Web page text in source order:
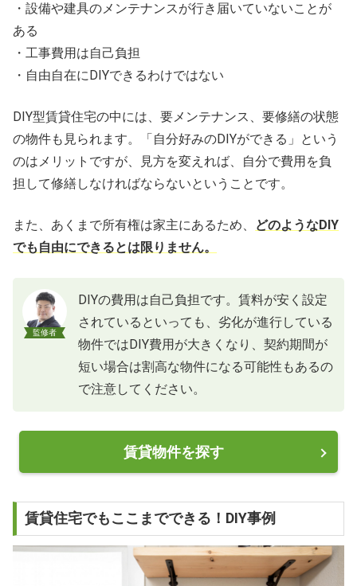
・設備や建具のメンテナンスが行き届いていないことが
ある
・工事費用は自己負担
・自由自在にDIYできるわけではない
DIY型賃貸住宅の中には、要メンテナンス、要修繕の状態
の物件も見られます。「自分好みのDIYができる」という
のはメリットですが、見方を変えれば、自分で費用を負
担して修繕しなければならないということです。
また、あくまで所有権は家主にあるため、 どのようなDIY
でも自由にできるとは限りません。
監修者
DIYの費用は自己負担です。賃料が安く設定
されているといっても、劣化が進行している
物件ではDIY費用が大きくなり、契約期間が
短い場合は割高な物件になる可能性もあるの
で注意してください。
賃貸物件を探す
賃貸住宅でもここまでできる！DIY事例